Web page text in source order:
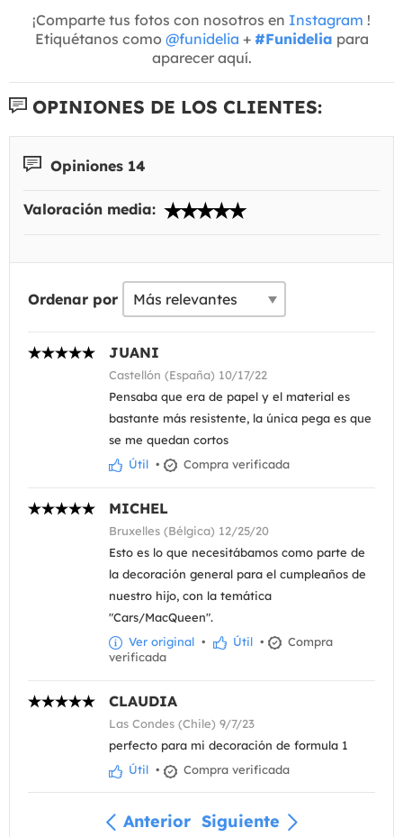
¡Comparte tus fotos con nosotros en Instagram !
Etiquétanos como @funidelia + #Funidelia para
aparecer aquí.
OPINIONES DE LOS CLIENTES:
Opiniones 14
Valoración media:
Ordenar por
JUANI
Castellón (España) 10/17/22
Pensaba que era de papel y el material es
bastante más resistente, la única pega es que
se me quedan cortos
Útil • Compra verificada
MICHEL
Bruxelles (Bélgica) 12/25/20
Esto es lo que necesitábamos como parte de
la decoración general para el cumpleaños de
nuestro hijo, con la temática
"Cars/MacQueen".
Ver original • Útil •
Compra
verificada
CLAUDIA
Las Condes (Chile) 9/7/23
perfecto para mi decoración de formula 1
Útil • Compra verificada
Anterior Siguiente